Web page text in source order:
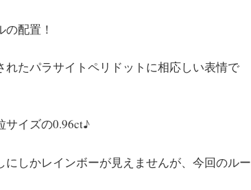
配置！
たパラサイトペリドットに相応しい表情で
サイズの0.96ct♪
しかレインボーが見えませんが、今回のルー